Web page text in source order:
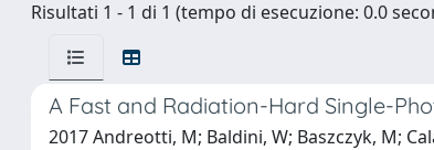
Risultati 1 - 1 di 1 (tempo di esecuzione: 0.0
A Fast and Radiation-Hard Single-
2017 Andreotti, M; Baldini, W; Baszczyk, M;